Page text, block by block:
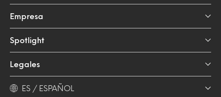
Empresa
Spotlight
Legales
ES / ESPAÑOL